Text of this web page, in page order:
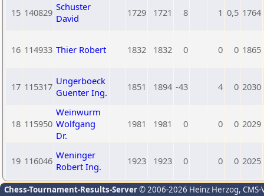
15 140829 Schuster
David
1729 1721 8 1 0,5 1764
16 114933 Thier Robert 1832 1832 0 0 0 1865
17 115317 Ungerboeck
Guenter Ing.
1851 1894 -43 4 0 2030
18 115950
Weinwurm
Wolfgang
Dr.
1981 1981 0 0 0 2029
19 116046 Weninger
Robert Ing.
1923 1923 0 0 0 2025
Chess-Tournament-Results-Server© 2006-2026 Heinz Herzog,